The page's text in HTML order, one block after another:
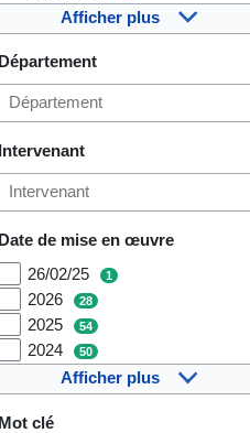
Afficher plus
Département
Intervenant
Date de mise en œuvre
26/02/25
1
2026 28
2025 54
2024 50
Afficher plus
Mot clé